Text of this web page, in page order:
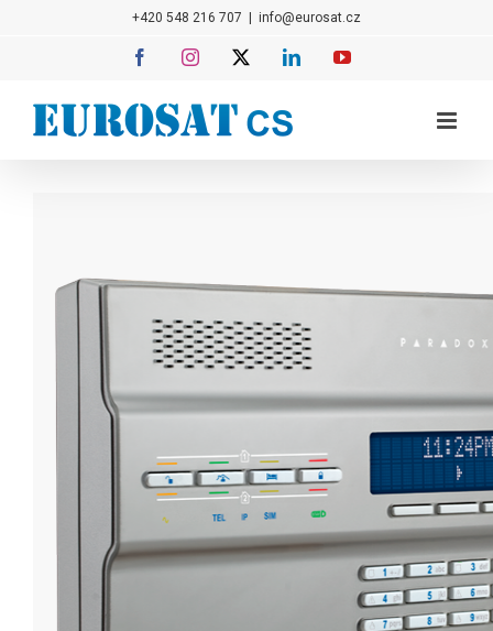
+420 548 216 707 info@eurosat.cz
FacebookInstagram LinkedInYouTube